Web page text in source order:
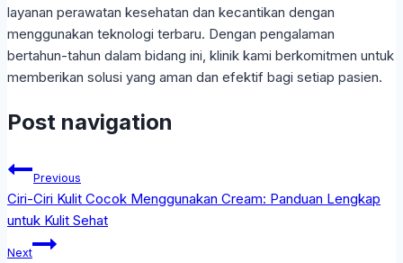
layanan perawatan kesehatan dan kecantikan dengan
menggunakan teknologi terbaru. Dengan pengalaman
bertahun-tahun dalam bidang ini, klinik kami berkomitmen untuk
memberikan solusi yang aman dan efektif bagi setiap pasien.
Post navigation
Previous
Ciri-Ciri Kulit Cocok Menggunakan Cream: Panduan Lengkap
untuk Kulit Sehat
Next